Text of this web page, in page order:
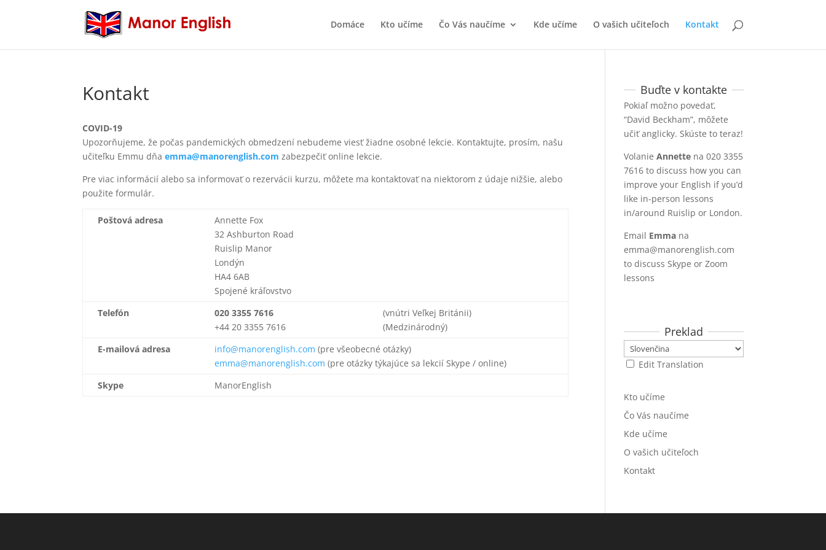
Domáce Kto učíme Čo Vás naučíme Kde učíme O vašich učiteľoch Kontakt
Kontakt
COVID-19
Upozorňujeme, že počas pandemických obmedzení nebudeme viesť žiadne osobné lekcie. Kontaktujte, prosím, našu
učiteľku Emmu dňaemma@manorenglish.com zabezpečiť online lekcie.
Pre viac informácií alebo sa informovať o rezervácii kurzu, môžete ma kontaktovať na niektorom z údaje nižšie, alebo
použite formulár.
Poštová adresa
Annette Fox
32 Ashburton Road
Ruislip Manor
Londýn
HA4 6AB
Spojené kráľovstvo
Telefón
020 3355 7616
+44 20 3355 7616
(vnútri Veľkej Británii)
(Medzinárodný)
E-mailová adresa
info@manorenglish.com (pre všeobecné otázky)
emma@manorenglish.com (pre otázky týkajúce sa lekcií Skype / online)
Skype
ManorEnglish
Buďte v kontakte
Pokiaľ možno povedať,
“David Beckham”, môžete
učiť anglicky. Skúste to teraz!
VolanieAnnette na 020 3355
7616to discuss how you can
improve your English if you’d
like in-person lessons
in/around Ruislip or London.
Email Emma na
emma@manorenglish.com
to discuss Skype or Zoom
lessons
Preklad
Edit Translation
Kto učíme
Čo Vás naučíme
Kde učíme
O vašich učiteľoch
Kontakt